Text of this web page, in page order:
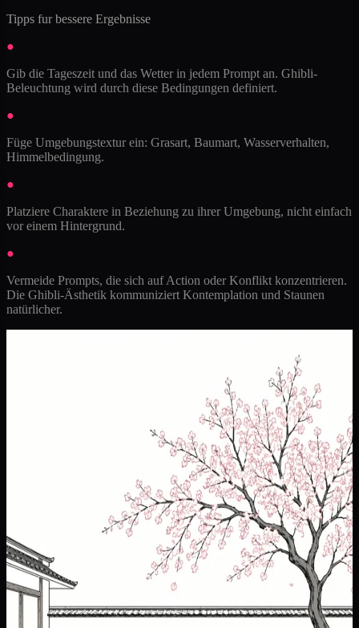
Tipps fur bessere Ergebnisse
●
Gib die Tageszeit und das Wetter in jedem Prompt an. Ghibli-
Beleuchtung wird durch diese Bedingungen definiert.
●
Füge Umgebungstextur ein: Grasart, Baumart, Wasserverhalten,
Himmelbedingung.
●
Platziere Charaktere in Beziehung zu ihrer Umgebung, nicht einfach
vor einem Hintergrund.
●
Vermeide Prompts, die sich auf Action oder Konflikt konzentrieren.
Die Ghibli-Ästhetik kommuniziert Kontemplation und Staunen
natürlicher.